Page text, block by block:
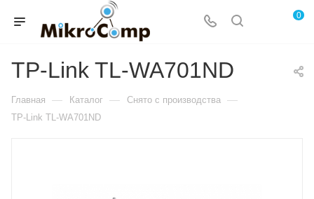
0
TP-Link TL-WA701ND
Главная — Каталог — Снято с производства —
TP-Link TL-WA701ND